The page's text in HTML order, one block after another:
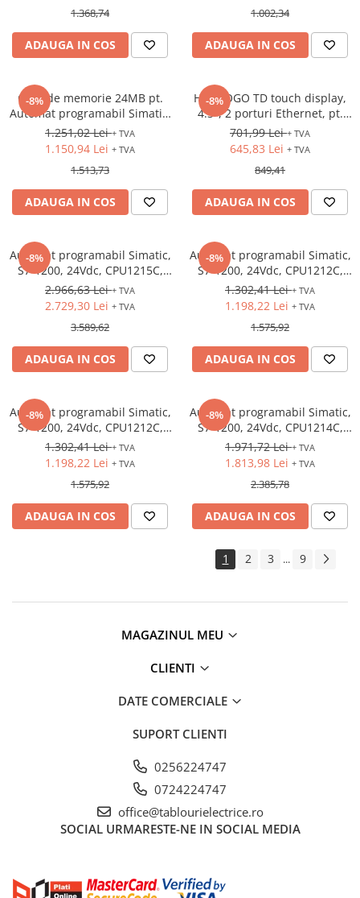
1.368,74
ADAUGA IN COS
1.002,34
ADAUGA IN COS
-8%
Card de memorie 24MB pt.
Automat programabil Simatic,
S7-1500, S7-1200
1.251,02 Lei+ TVA
1.150,94 Lei + TVA
1.513,73
ADAUGA IN COS
-8%
HMI LOGO TD touch display,
4.3", 2 porturi Ethernet, pt.
LOGO 9
701,99 Lei+ TVA
645,83 Lei + TVA
849,41
ADAUGA IN COS
-8%
Automat programabil Simatic,
S7-1200, 24Vdc, CPU1215C,
14DI, 10DO-Tranzistor, 2AI 0-
10V , 2AO 0-20mA
2.966,63 Lei+ TVA
2.729,30 Lei + TVA
3.589,62
ADAUGA IN COS
-8%
Automat programabil Simatic,
S7-1200, 24Vdc, CPU1212C,
8DI, 6DO-Tranzistor, 2AI 0-10V
1.302,41 Lei+ TVA
1.198,22 Lei + TVA
1.575,92
ADAUGA IN COS
-8%
Automat programabil Simatic,
S7-1200, 24Vdc, CPU1212C,
8DI, 6DO-Releu, 2AI 0-10V
1.302,41 Lei+ TVA
1.198,22 Lei + TVA
1.575,92
ADAUGA IN COS
-8%
Automat programabil Simatic,
S7-1200, 24Vdc, CPU1214C,
14DI, 10DO-Tranzistor, 2AI 0-
10V
1.971,72 Lei+ TVA
1.813,98 Lei + TVA
2.385,78
ADAUGA IN COS
1 2 3 ... 9
MAGAZINUL MEU
CLIENTI
DATE COMERCIALE
SUPORT CLIENTI
0256224747
0724224747
office@tablourielectrice.ro
SOCIAL URMARESTE-NE IN SOCIAL MEDIA